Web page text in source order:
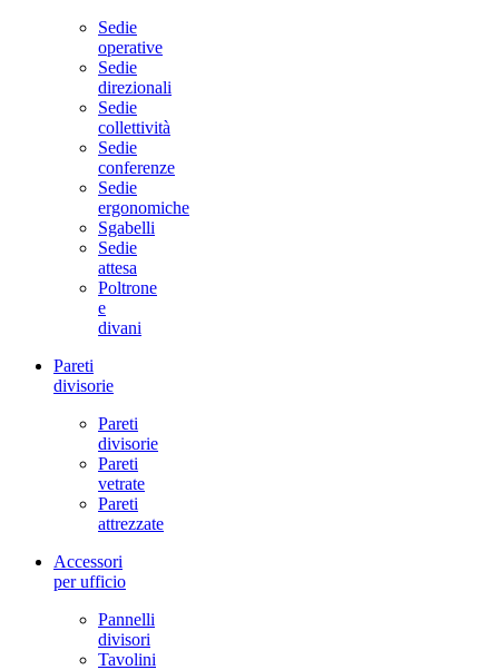
Sedie
operative
Sedie
direzionali
Sedie
collettività
Sedie
conferenze
Sedie
ergonomiche
Sgabelli
Sedie
attesa
Poltrone
e
divani
Pareti
divisorie
Pareti
divisorie
Pareti
vetrate
Pareti
attrezzate
Accessori
per ufficio
Pannelli
divisori
Tavolini